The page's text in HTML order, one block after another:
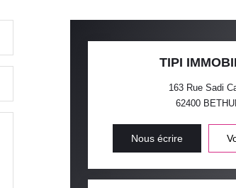
TIPI
163 Rue Sadi
62400
Nous écrire